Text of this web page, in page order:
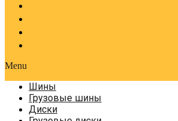
Menu
Шины
Грузовые шины
Диски